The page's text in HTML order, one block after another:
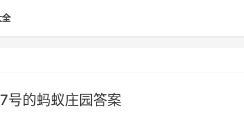
的蚂蚁庄园答案